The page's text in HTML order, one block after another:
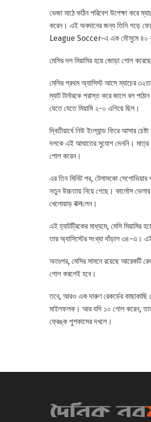
ভেজা মাঠে কঠিন পরিবেশ উপেক্ষা করে
করেন। এই অবদানের জন্য তিনি গড়ে
League Soccer-এ এক মৌসুমে ৪০ বা
মেসির দল মিয়ামির হয়ে জোড়া গোল
মেসির প্রথম অ্যাসিস্ট আসে ম্যাচের
ম্যাট টার্নারকে পরাস্ত করে জালে বল
যেতে যেতে মিয়ামি ২-০ এগিয়ে ছিল।
দ্বিতীয়ার্ধে নিউ ইংল্যান্ড ফিরে আসার
দলকে এই আঘাতের সুযোগ দেননি। মাত্র
গোল করেন।
এর তিন মিনিট পর, টেলাসকো
নতুন উচ্চতায় নিয়ে গেছে। কার্লোস
খেলোয়াড় बनলেন।
এই হ্যাটট্রিকের মাধ্যমে, মেসি
তার অ্যাসিস্টের সংখ্যা দাঁড়াল ৩৪-এ।
অতঃপর, মেসির সামনে রয়েছে আরেকটি
গোল করলেই হবে।
তবে, আরও এক দারুণ রেকর্ডের কাছাকাছি
মাইলফলক। আর যদি ১০ গোল করেন,
ফ্রেঙ্ক পুশকাসের দখলে।